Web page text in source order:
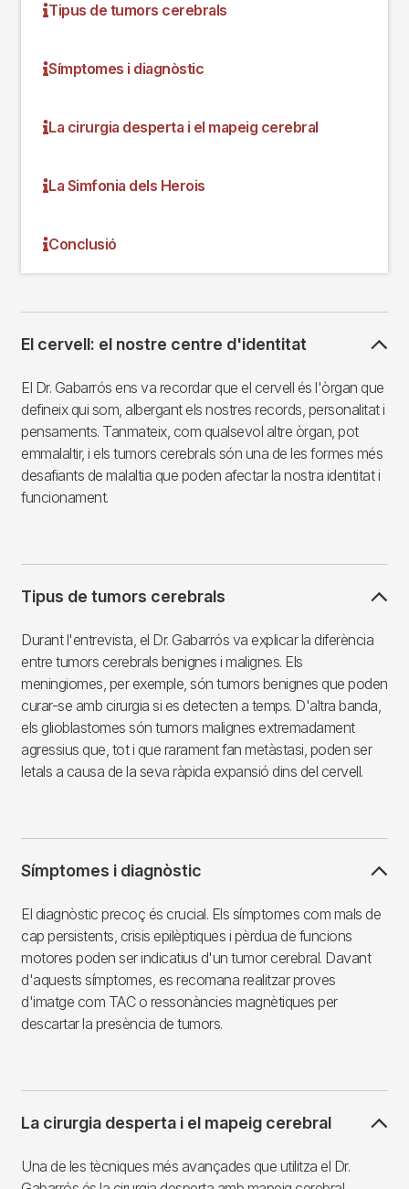
Tipus de tumors cerebrals
Símptomes i diagnòstic
La cirurgia desperta i el mapeig cerebral
La Simfonia dels Herois
Conclusió
El cervell: el nostre centre d'identitat
El Dr. Gabarrós ens va recordar que el cervell és l'òrgan que
defineix qui som, albergant els nostres records, personalitat i
pensaments. Tanmateix, com qualsevol altre òrgan, pot
emmalaltir, i els tumors cerebrals són una de les formes més
desafiants de malaltia que poden afectar la nostra identitat i
funcionament.
Tipus de tumors cerebrals
Durant l'entrevista, el Dr. Gabarrós va explicar la diferència
entre tumors cerebrals benignes i malignes. Els
meningiomes, per exemple, són tumors benignes que poden
curar-se amb cirurgia si es detecten a temps. D'altra banda,
els glioblastomes són tumors malignes extremadament
agressius que, tot i que rarament fan metàstasi, poden ser
letals a causa de la seva ràpida expansió dins del cervell.
Símptomes i diagnòstic
El diagnòstic precoç és crucial. Els símptomes com mals de
cap persistents, crisis epilèptiques i pèrdua de funcions
motores poden ser indicatius d'un tumor cerebral. Davant
d'aquests símptomes, es recomana realitzar proves
d'imatge com TAC o ressonàncies magnètiques per
descartar la presència de tumors.
La cirurgia desperta i el mapeig cerebral
Una de les tècniques més avançades que utilitza el Dr.